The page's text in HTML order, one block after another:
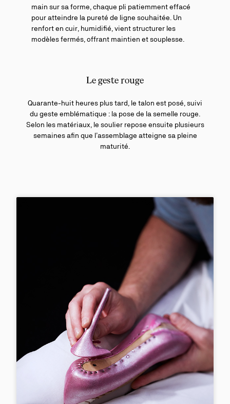
main sur sa forme, chaque pli patiemment effacé
pour atteindre la pureté de ligne souhaitée. Un
renfort en cuir, humidifié, vient structurer les
modèles fermés, offrant maintien et souplesse.
Le geste rouge
Quarante-huit heures plus tard, le talon est posé, suivi
du geste emblématique : la pose de la semelle rouge.
Selon les matériaux, le soulier repose ensuite plusieurs
semaines afin que l’assemblage atteigne sa pleine
maturité.